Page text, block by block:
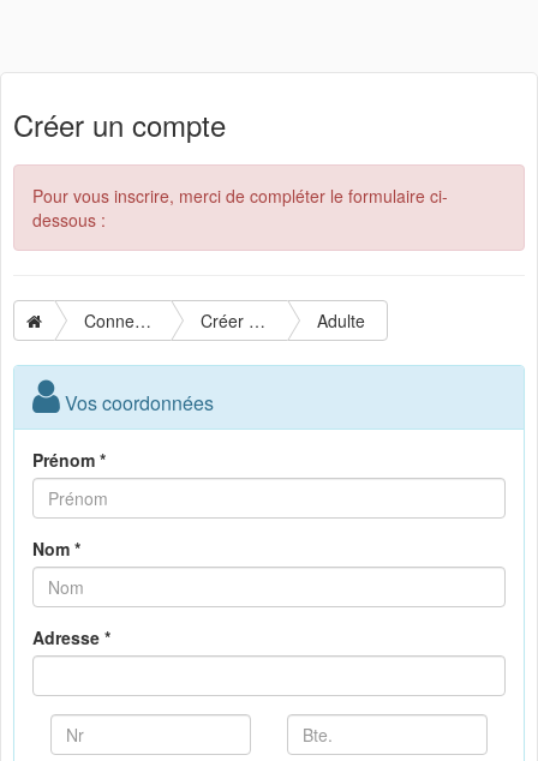
Créer un compte
Pour vous inscrire, merci de compléter le formulaire ci-
dessous :
Connexion Créer un compte Adulte
Vos coordonnées
Prénom *
Nom *
Adresse *